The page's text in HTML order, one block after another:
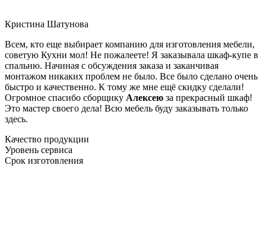
Кристина Шатунова
Всем, кто еще выбирает компанию для изготовления мебели,
советую Кухни мол! Не пожалеете! Я заказывала шкаф-купе в
спальню. Начиная с обсуждения заказа и заканчивая
монтажом никаких проблем не было. Все было сделано очень
быстро и качественно. К тому же мне ещё скидку сделали!
Огромное спасибо сборщику Алексею за прекрасный шкаф!
Это мастер своего дела! Всю мебель буду заказывать только
здесь.
Качество продукции
Уровень сервиса
Срок изготовления